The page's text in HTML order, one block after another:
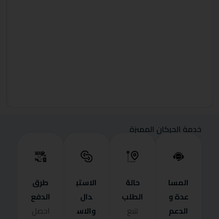
خدمة الحركان المميزة
المسا
عدة و
الدعم
حالة
الطلب
تتبع
الاستب
دال
والاس
طرق
الدفع
احصل